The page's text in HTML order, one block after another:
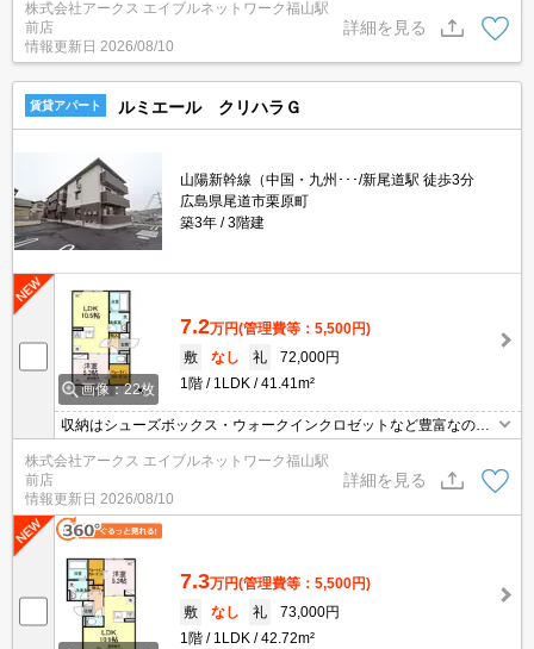
ており、使い勝手も良好です。セキュリティ面は、TVインターホ
ン・オートロックなどを設置しているので安全面でも優れておりま
す。平成28年築の物件で快適な住まいとなっています。
株式会社アークス エイブルネットワーク福山駅
前店
情報更新日 2026/08/10
詳細を見る
賃貸アパート ルミエール クリハラＧ
山陽新幹線（中国・九州･･･/新尾道駅 徒歩3分
広島県尾道市栗原町
築3年
3階建
画像：22枚
7.2万円(管理費等：5,500円)
敷
なし 礼
72,000円
1階
1LDK 41.41m²
収納はシューズボックス・ウォークインクロゼットなど豊富なの
で、衣類や履き物の整理がしやすく便利です。室内設備は洗面化粧
台・浴室乾燥機など大変充実しております。セキュリティ面は、オ
ートロック・TVインターホンなどを設置しているので安全面でも優
れております。1か月間のパーキングスペース利用価格は￥3300で
す。
株式会社アークス エイブルネットワーク福山駅
前店
情報更新日 2026/08/10
詳細を見る
7.3万円(管理費等：5,500円)
敷
なし 礼
73,000円
1階
1LDK 42.72m²